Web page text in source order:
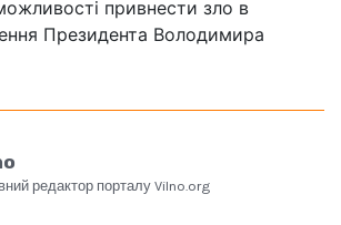
привнести зло в
Президента Володимира
редактор порталу Vilno.org